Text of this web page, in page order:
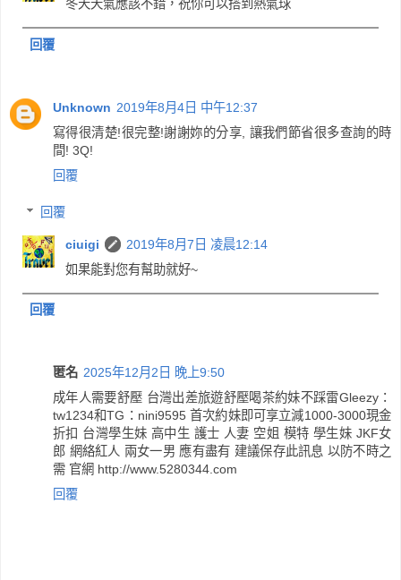
冬天天氣應該不錯，祝你可以搭到熱氣球
回覆
Unknown 2019年8月4日 中午12:37
寫得很清楚!很完整!謝謝妳的分享, 讓我們節省很多查詢的時
間! 3Q!
回覆
回覆
ciuigi
2019年8月7日 凌晨12:14
如果能對您有幫助就好~
回覆
匿名 2025年12月2日 晚上9:50
成年人需要舒壓 台灣出差旅遊舒壓喝茶約妹不踩雷Gleezy：
tw1234和TG：nini9595 首次約妹即可享立減1000-3000現金
折扣 台灣學生妹 高中生 護士 人妻 空姐 模特 學生妹 JKF女
郎 網絡紅人 兩女一男 應有盡有 建議保存此訊息 以防不時之
需 官網 http://www.5280344.com
回覆